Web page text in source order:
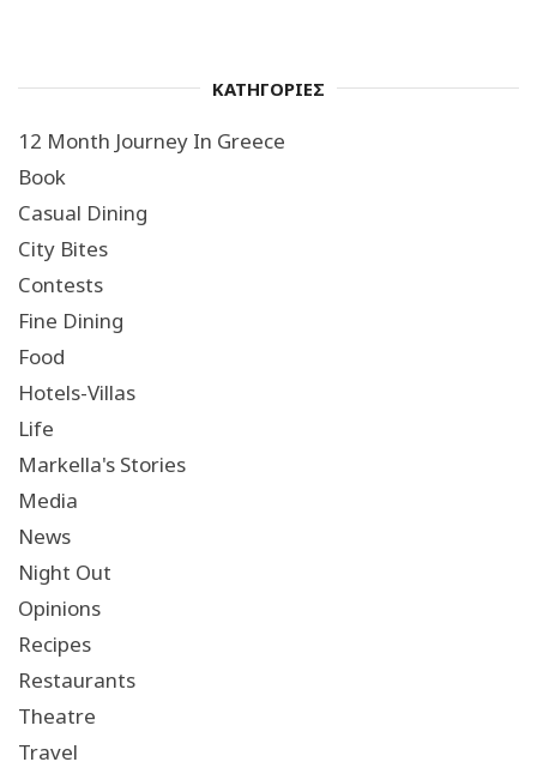
ΚΑΤΗΓΟΡΙΕΣ
12 Month Journey In Greece
Book
Casual Dining
City Bites
Contests
Fine Dining
Food
Hotels-Villas
Life
Markella's Stories
Media
News
Night Out
Opinions
Recipes
Restaurants
Theatre
Travel